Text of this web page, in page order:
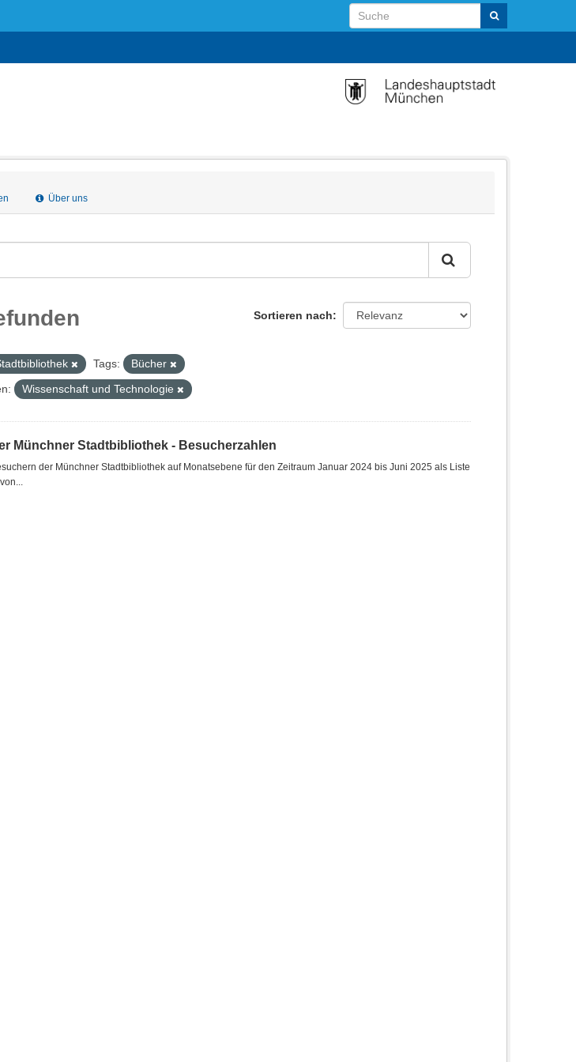
Über uns
Sortieren nach
Tags:
Bücher
Wissenschaft und Technologie
Münchner Stadtbibliothek - Besucherzahlen
der Münchner Stadtbibliothek auf Monatsebene für den Zeitraum Januar 2024 bis Juni 2025 als Liste